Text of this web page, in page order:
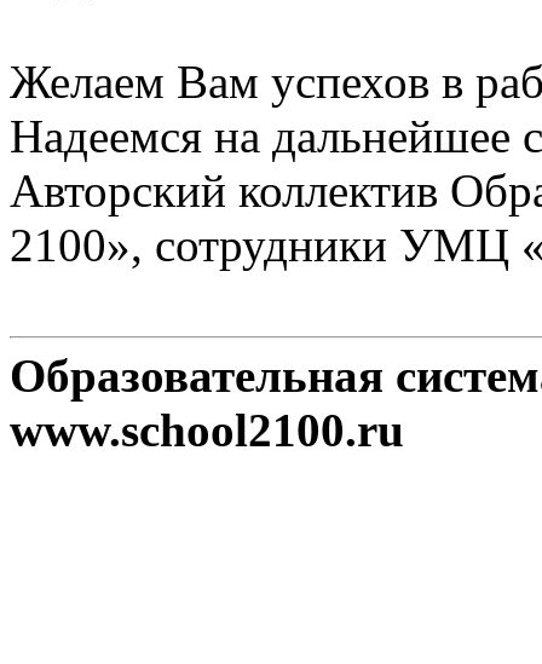
Желаем Вам успехов в
Надеемся на дальнейшее
Авторский коллектив
2100», сотрудники УМЦ
Образовательная
www.school2100.ru